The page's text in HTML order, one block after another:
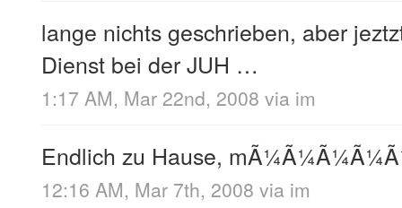
lange nichts geschrieben, aber
Dienst bei der JUH …
1:17 AM, Mar 22nd, 2008 via im
Endlich zu Hause,
12:16 AM, Mar 7th, 2008 via im